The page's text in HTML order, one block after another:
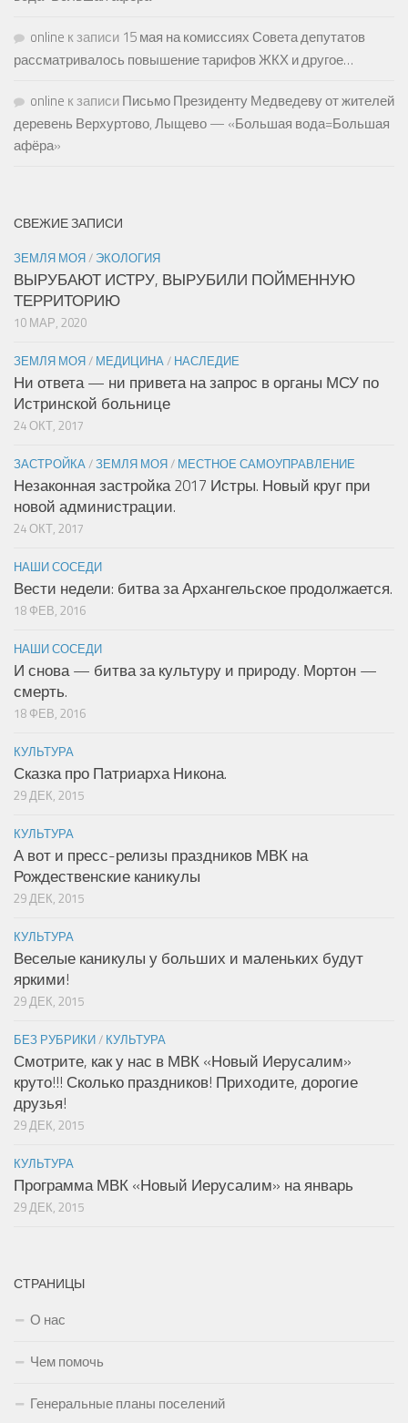
online к записи 15 мая на комиссиях Совета депутатов
рассматривалось повышение тарифов ЖКХ и другое…
online к записиПисьмо Президенту Медведеву от жителей
деревень Верхуртово, Лыщево — «Большая вода=Большая
афёра»
СВЕЖИЕ ЗАПИСИ
ЗЕМЛЯ МОЯ/ ЭКОЛОГИЯ
ВЫРУБАЮТ ИСТРУ, ВЫРУБИЛИ ПОЙМЕННУЮ
ТЕРРИТОРИЮ
10 МАР, 2020
ЗЕМЛЯ МОЯ/ МЕДИЦИНА/ НАСЛЕДИЕ
Ни ответа — ни привета на запрос в органы МСУ по
Истринской больнице
24 ОКТ, 2017
ЗАСТРОЙКА/ЗЕМЛЯ МОЯ/ МЕСТНОЕ САМОУПРАВЛЕНИЕ
Незаконная застройка 2017 Истры. Новый круг при
новой администрации.
24 ОКТ, 2017
НАШИ СОСЕДИ
Вести недели: битва за Архангельское продолжается.
18 ФЕВ, 2016
НАШИ СОСЕДИ
И снова — битва за культуру и природу. Мортон —
смерть.
18 ФЕВ, 2016
КУЛЬТУРА
Сказка про Патриарха Никона.
29 ДЕК, 2015
КУЛЬТУРА
А вот и пресс-релизы праздников МВК на
Рождественские каникулы
29 ДЕК, 2015
КУЛЬТУРА
Веселые каникулы у больших и маленьких будут
яркими!
29 ДЕК, 2015
БЕЗ РУБРИКИ/ КУЛЬТУРА
Смотрите, как у нас в МВК «Новый Иерусалим»
круто!!! Сколько праздников! Приходите, дорогие
друзья!
29 ДЕК, 2015
КУЛЬТУРА
Программа МВК «Новый Иерусалим» на январь
29 ДЕК, 2015
СТРАНИЦЫ
О нас
Чем помочь
Генеральные планы поселений